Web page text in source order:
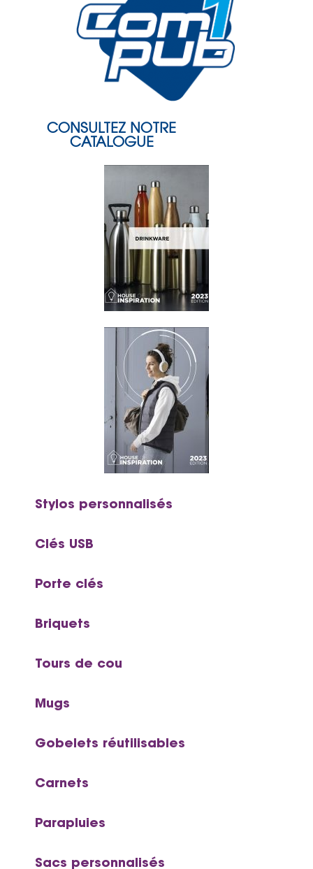
CONSULTEZ NOTRE
CATALOGUE
Stylos personnalisés
Clés USB
Porte clés
Briquets
Tours de cou
Mugs
Gobelets réutilisables
Carnets
Parapluies
Sacs personnalisés